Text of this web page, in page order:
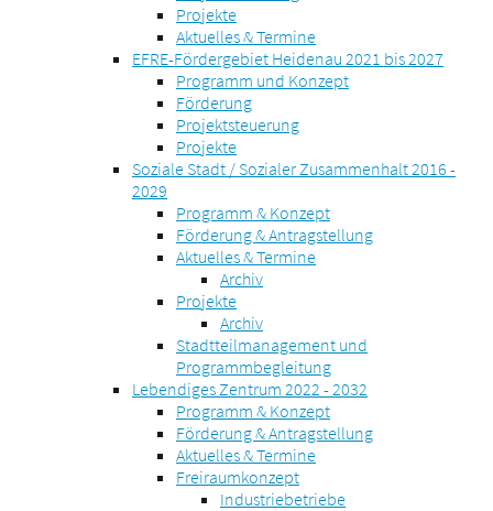
Projekte
Aktuelles & Termine
EFRE-Fördergebiet Heidenau 2021 bis 2027
Programm und Konzept
Förderung
Projektsteuerung
Projekte
Soziale Stadt / Sozialer Zusammenhalt 2016 -
2029
Programm & Konzept
Förderung & Antragstellung
Aktuelles & Termine
Archiv
Projekte
Archiv
Stadtteilmanagement und
Programmbegleitung
Lebendiges Zentrum 2022 - 2032
Programm & Konzept
Förderung & Antragstellung
Aktuelles & Termine
Freiraumkonzept
Industriebetriebe